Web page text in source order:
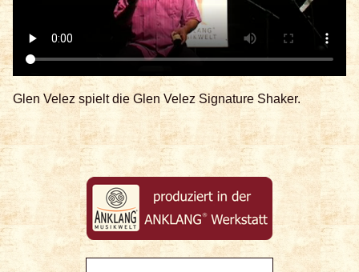
Glen Velez spielt die Glen Velez Signature Shaker.